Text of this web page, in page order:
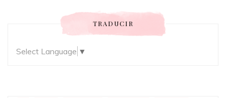
TRADUCIR
Select Language ▼